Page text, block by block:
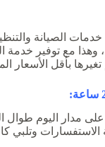
الصيانة
وهذا مع توفير
بأقل الأسعار
وتلبي